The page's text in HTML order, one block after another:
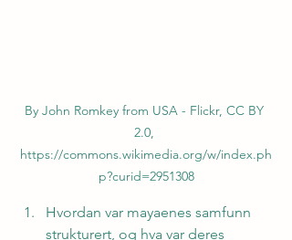
By John Romkey from USA - Flickr, CC BY
2.0,
https://commons.wikimedia.org/w/index.ph
p?curid=2951308
Hvordan var mayaenes samfunn
strukturert, og hva var deres